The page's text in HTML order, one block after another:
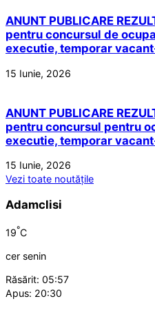
ANUNT PUBLICARE
pentru concursul de
executie, temporar
15 Iunie, 2026
ANUNT PUBLICARE
pentru concursul pentru
executie, temporar
15 Iunie, 2026
Vezi toate noutățile
Adamclisi
19°C
cer senin
Răsărit: 05:57
Apus: 20:30